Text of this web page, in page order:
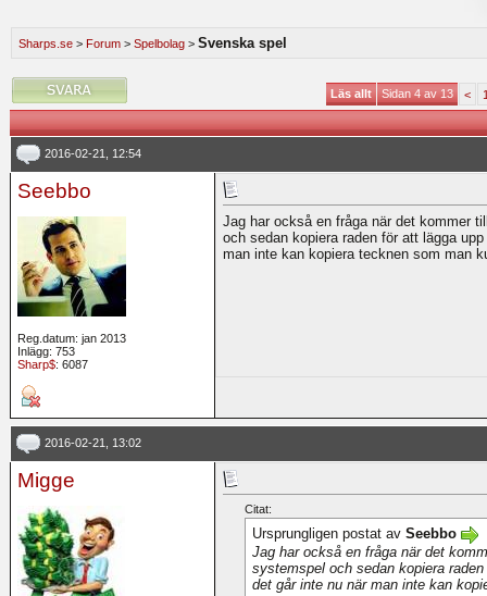
Sharps.se > Forum > Spelbolag > Svenska spel
Läs allt Sidan 4 av 13 <
2016-02-21, 12:54
Seebbo
Reg.datum: jan 2013
Inlägg: 753
Sharp$: 6087
Jag har också en fråga när det kommer
och sedan kopiera raden för att lägga
man inte kan kopiera tecknen som man
2016-02-21, 13:02
Migge
Citat:
Ursprungligen postat av Seebbo
Jag har också en fråga när det
systemspel och sedan kopiera
det går inte nu när man inte kan